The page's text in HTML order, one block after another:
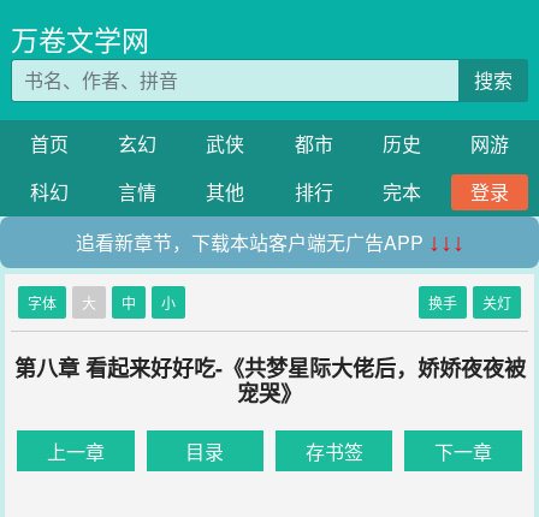
万卷文学网
搜索
首页 玄幻 武侠 都市 历史
网游
科幻
言情 其他 排行 完本
登录
追看新章节，下载本站客户端无广告APP ↓↓↓
字体 大 中 小 换手 关灯
第八章 看起来好好吃-《共梦星际大佬后，娇娇夜夜被
宠哭》
上一章 目录 存书签 下一章